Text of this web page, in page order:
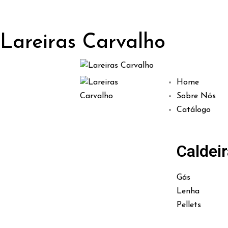
Lareiras Carvalho
Home
Sobre Nós
Catálogo
Gás
Lenha
Pellets